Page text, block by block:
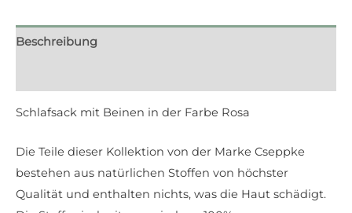
Beschreibung
Schlafsack mit Beinen in der Farbe Rosa
Die Teile dieser Kollektion von der Marke Cseppke
bestehen aus natürlichen Stoffen von höchster
Qualität und enthalten nichts, was die Haut schädigt.